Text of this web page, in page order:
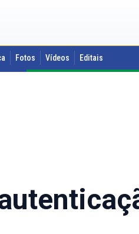
Fotos Vídeos Editais